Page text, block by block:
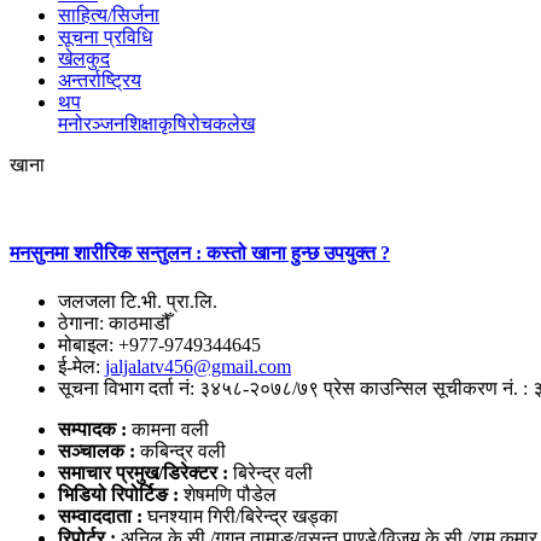
साहित्य/सिर्जना
सूचना प्रविधि
खेलकुद
अन्तर्राष्ट्रिय
थप
मनोरञ्‍जनशिक्षाकृषिरोचकलेख
खाना
मनसुनमा शारीरिक सन्तुलन : कस्तो खाना हुन्छ उपयुक्त ?
जलजला टि.भी. प्रा.लि.
ठेगाना: काठमाडौँ
मोबाइल: +977-9749344645
ई-मेल: jaljalatv456@gmail.com
सूचना विभाग दर्ता नं: ३४५८-२०७८/७९ प्रेस काउन्सिल सूचीकरण नं. :
सम्पादक :कामना वली
सञ्‍चालक : कबिन्द्र वली
समाचार प्रमुख/डिरेक्टर :बिरेन्द्र वली
भिडियो रिपोर्टिङ : शेषमणि पौडेल
सम्वाददाता :घनश्याम गिरी/बिरेन्द्र खड्का